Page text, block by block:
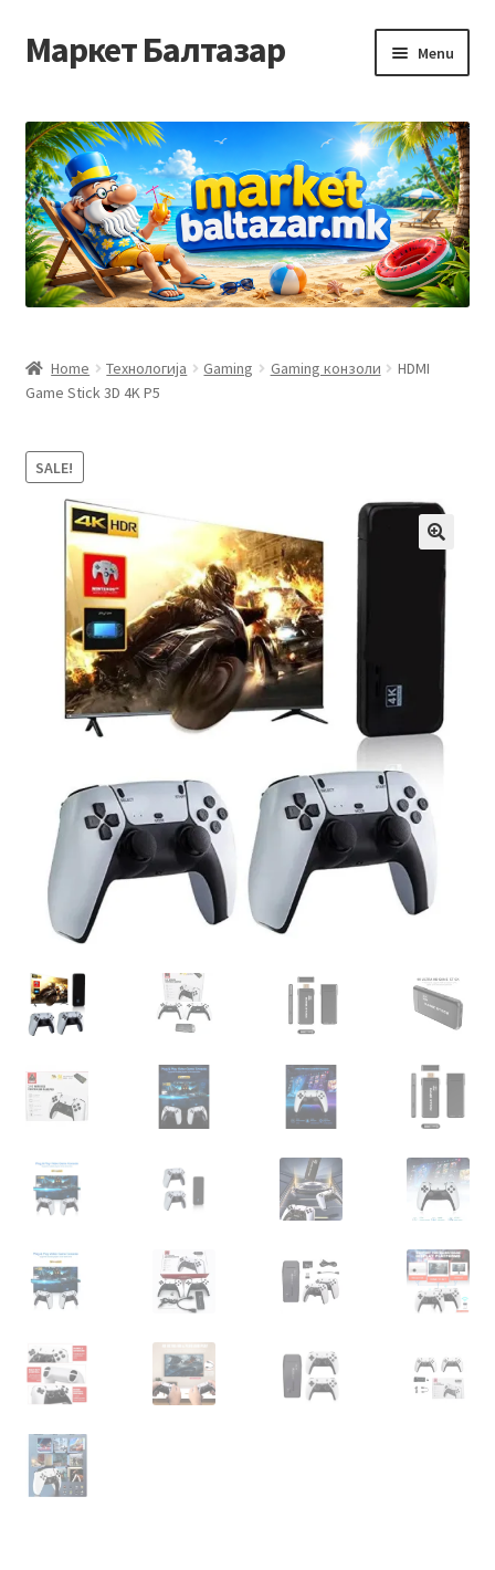
Skip
to
Skip
to
Маркет Балтазар Menu
Checkout
Homepage
Privacy Policy
Контакт
Корисничка подршка
Кошничка
Мој профил
Рекламации и замена на производ
Сите производи
Home Технологија Gaming Gaming конзоли
HDMI
Game Stick 3D 4K P5
SALE!